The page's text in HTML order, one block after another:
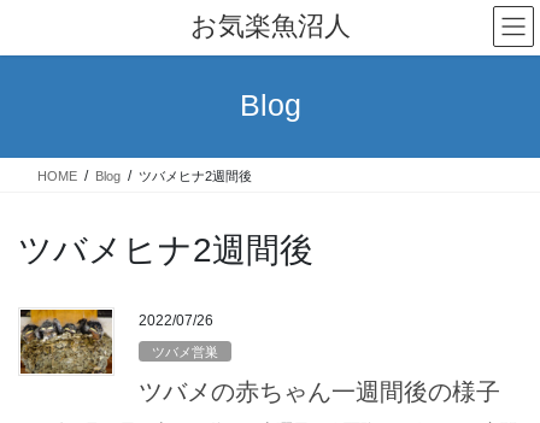
テ
ス
ゲ
ン
お気楽魚沼人
Blog
HOME Blog ツバメヒナ2週間後
ツバメヒナ2週間後
2022/07/26
ツバメ営巣
ツバメの赤ちゃん一週間後の様子